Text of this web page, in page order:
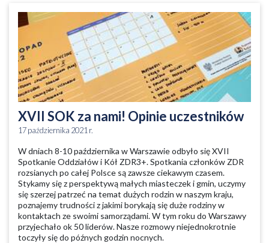
XVII SOK za nami! Opinie uczestników
17 października 2021 r.
W dniach 8-10 października w Warszawie odbyło się XVII
Spotkanie Oddziałów i Kół ZDR3+. Spotkania członków ZDR
rozsianych po całej Polsce są zawsze ciekawym czasem.
Stykamy się z perspektywą małych miasteczek i gmin, uczymy
się szerzej patrzeć na temat dużych rodzin w naszym kraju,
poznajemy trudności z jakimi borykają się duże rodziny w
kontaktach ze swoimi samorządami. W tym roku do Warszawy
przyjechało ok 50 liderów. Nasze rozmowy niejednokrotnie
toczyły się do późnych godzin nocnych.